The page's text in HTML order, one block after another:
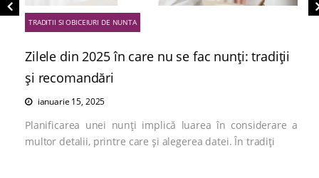
TRADITII SI OBICEIURI DE NUNTA
Zilele din 2025 în care nu se fac nunți: tradiții
și recomandări
ianuarie 15, 2025
Planificarea unei nunți implică luarea în considerare a
multor detalii, printre care și alegerea datei. În tradiți